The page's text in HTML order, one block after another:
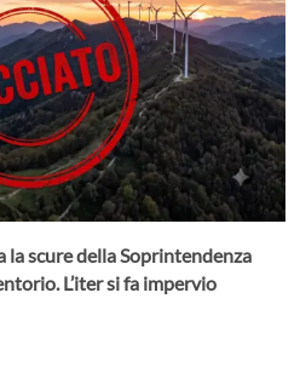
la scure della Soprintendenza
L’iter si fa impervio